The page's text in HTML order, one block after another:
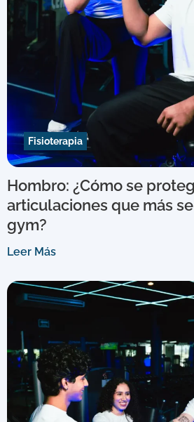
Fisioterapia
Hombro: ¿Cómo se
articulaciones que más
gym?
Leer Más